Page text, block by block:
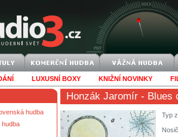
LUXUSNÍ BOXY KNIŽNÍ NOVINKY
hudba
hudba
Honzák Jaromír - Blues
Typ